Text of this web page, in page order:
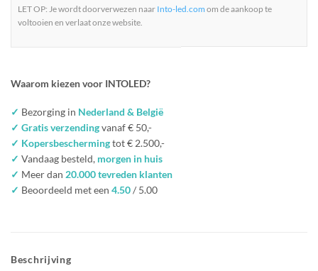
LET OP: Je wordt doorverwezen naar Into-led.com om de aankoop te
voltooien en verlaat onze website.
Waarom kiezen voor INTOLED?
✓ Bezorging in Nederland & België
✓ Gratis verzendingvanaf € 50,-
✓ Kopersbeschermingtot € 2.500,-
✓ Vandaag besteld, morgen in huis
✓ Meer dan 20.000 tevreden klanten
✓ Beoordeeld met een 4.50/ 5.00
Beschrijving